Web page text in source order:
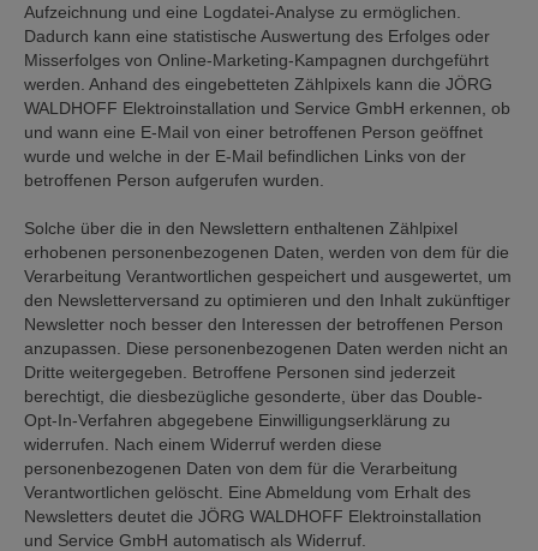
Aufzeichnung und eine Logdatei-Analyse zu ermöglichen.
Dadurch kann eine statistische Auswertung des Erfolges oder
Misserfolges von Online-Marketing-Kampagnen durchgeführt
werden. Anhand des eingebetteten Zählpixels kann die JÖRG
WALDHOFF Elektroinstallation und Service GmbH erkennen, ob
und wann eine E-Mail von einer betroffenen Person geöffnet
wurde und welche in der E-Mail befindlichen Links von der
betroffenen Person aufgerufen wurden.
Solche über die in den Newslettern enthaltenen Zählpixel
erhobenen personenbezogenen Daten, werden von dem für die
Verarbeitung Verantwortlichen gespeichert und ausgewertet, um
den Newsletterversand zu optimieren und den Inhalt zukünftiger
Newsletter noch besser den Interessen der betroffenen Person
anzupassen. Diese personenbezogenen Daten werden nicht an
Dritte weitergegeben. Betroffene Personen sind jederzeit
berechtigt, die diesbezügliche gesonderte, über das Double-
Opt-In-Verfahren abgegebene Einwilligungserklärung zu
widerrufen. Nach einem Widerruf werden diese
personenbezogenen Daten von dem für die Verarbeitung
Verantwortlichen gelöscht. Eine Abmeldung vom Erhalt des
Newsletters deutet die JÖRG WALDHOFF Elektroinstallation
und Service GmbH automatisch als Widerruf.